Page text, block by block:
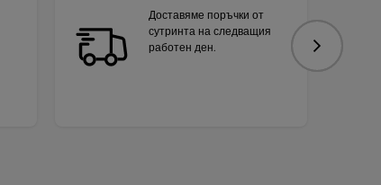
Доставяме поръчки от
сутринта на следващия
работен ден.
Следваща